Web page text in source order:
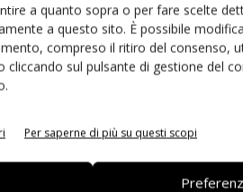
a quanto sopra o per fare scelte
a questo sito. È possibile
compreso il ritiro del consenso,
cliccando sul pulsante di gestione del
Per saperne di più su questi scopi